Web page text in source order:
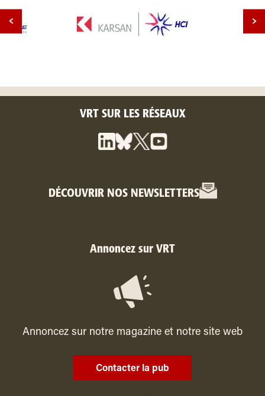
VRT SUR LES RÉSEAUX
DÉCOUVRIR NOS NEWSLETTERS
Annoncez sur VRT
Annoncez sur notre magazine et notre site web
Contacter la pub